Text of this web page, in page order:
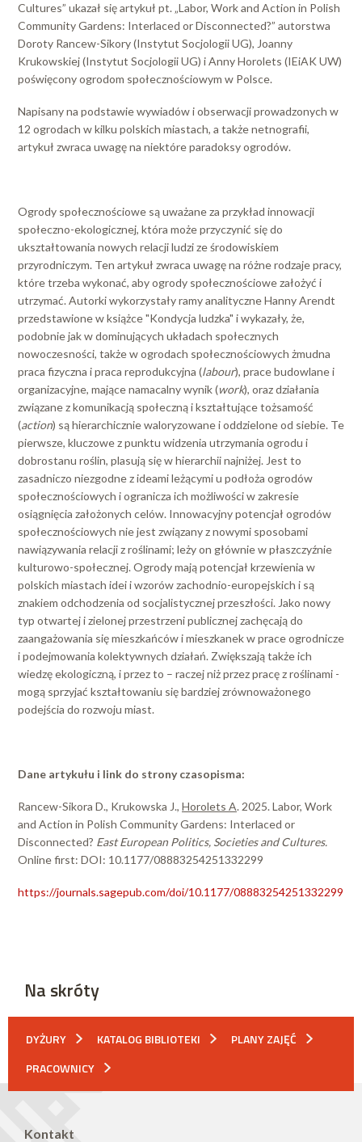
Cultures” ukazał się artykuł pt. „Labor, Work and Action in Polish
Community Gardens: Interlaced or Disconnected?” autorstwa
Doroty Rancew-Sikory (Instytut Socjologii UG), Joanny
Krukowskiej (Instytut Socjologii UG) i Anny Horolets (IEiAK UW)
poświęcony ogrodom społecznościowym w Polsce.
Napisany na podstawie wywiadów i obserwacji prowadzonych w
12 ogrodach w kilku polskich miastach, a także netnografii,
artykuł zwraca uwagę na niektóre paradoksy ogrodów.
Ogrody społecznościowe są uważane za przykład innowacji
społeczno-ekologicznej, która może przyczynić się do
ukształtowania nowych relacji ludzi ze środowiskiem
przyrodniczym. Ten artykuł zwraca uwagę na różne rodzaje pracy,
które trzeba wykonać, aby ogrody społecznościowe założyć i
utrzymać. Autorki wykorzystały ramy analityczne Hanny Arendt
przedstawione w książce "Kondycja ludzka" i wykazały, że,
podobnie jak w dominujących układach społecznych
nowoczesności, także w ogrodach społecznościowych żmudna
praca fizyczna i praca reprodukcyjna (labour), prace budowlane i
organizacyjne, mające namacalny wynik (work), oraz działania
związane z komunikacją społeczną i kształtujące tożsamość
(action) są hierarchicznie waloryzowane i oddzielone od siebie. Te
pierwsze, kluczowe z punktu widzenia utrzymania ogrodu i
dobrostanu roślin, plasują się w hierarchii najniżej. Jest to
zasadniczo niezgodne z ideami leżącymi u podłoża ogrodów
społecznościowych i ogranicza ich możliwości w zakresie
osiągnięcia założonych celów. Innowacyjny potencjał ogrodów
społecznościowych nie jest związany z nowymi sposobami
nawiązywania relacji z roślinami; leży on głównie w płaszczyźnie
kulturowo-społecznej. Ogrody mają potencjał krzewienia w
polskich miastach idei i wzorów zachodnio-europejskich i są
znakiem odchodzenia od socjalistycznej przeszłości. Jako nowy
typ otwartej i zielonej przestrzeni publicznej zachęcają do
zaangażowania się mieszkańców i mieszkanek w prace ogrodnicze
i podejmowania kolektywnych działań. Zwiększają także ich
wiedzę ekologiczną, i przez to – raczej niż przez pracę z roślinami -
mogą sprzyjać kształtowaniu się bardziej zrównoważonego
podejścia do rozwoju miast.
Dane artykułu i link do strony czasopisma:
Rancew-Sikora D., Krukowska J., Horolets A. 2025. Labor, Work
and Action in Polish Community Gardens: Interlaced or
Disconnected? East European Politics, Societies and Cultures.
Online first: DOI: 10.1177/08883254251332299
https://journals.sagepub.com/doi/10.1177/08883254251332299
Na skróty
DYŻURY KATALOG BIBLIOTEKI
PLANY ZAJĘĆ
PRACOWNICY
Kontakt